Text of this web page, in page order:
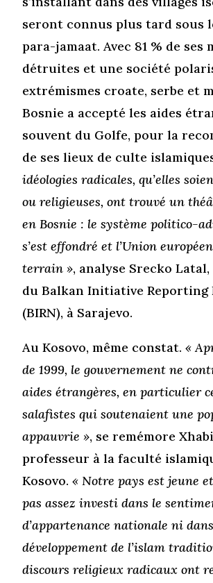
seront connus plus tard sous
para-jamaat. Avec 81 % de ses
détruites et une société
extrémismes croate, serbe et
Bosnie a accepté les aides
souvent du Golfe, pour la
de ses lieux de culte
idéologies radicales, qu’elles
ou religieuses, ont trouvé un
en Bosnie : le système politico-
s’est effondré et l’Union
terrain », analyse Srecko
du Balkan Initiative Reporting
(BIRN), à Sarajevo.
Au Kosovo, même constat.«
de 1999, le gouvernement ne
aides étrangères, en particulier
salafistes qui soutenaient une
appauvrie », se remémore
professeur à la faculté
Kosovo.« Notre pays est jeune
pas assez investi dans le
d’appartenance nationale ni
développement de l’islam
discours religieux radicaux ont